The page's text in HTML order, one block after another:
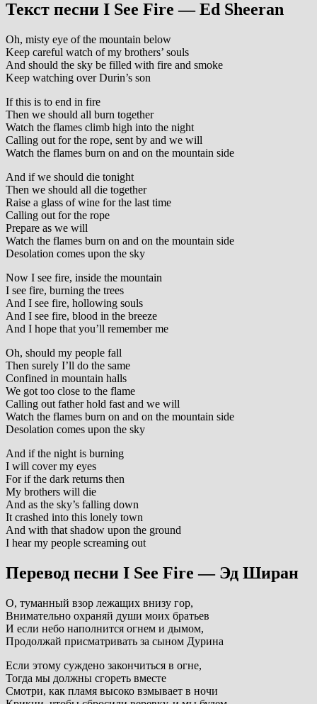
Текст песни I See Fire — Ed Sheeran
Oh, misty eye of the mountain below
Keep careful watch of my brothers’ souls
And should the sky be filled with fire and smoke
Keep watching over Durin’s son
If this is to end in fire
Then we should all burn together
Watch the flames climb high into the night
Calling out for the rope, sent by and we will
Watch the flames burn on and on the mountain side
And if we should die tonight
Then we should all die together
Raise a glass of wine for the last time
Calling out for the rope
Prepare as we will
Watch the flames burn on and on the mountain side
Desolation comes upon the sky
Now I see fire, inside the mountain
I see fire, burning the trees
And I see fire, hollowing souls
And I see fire, blood in the breeze
And I hope that you’ll remember me
Oh, should my people fall
Then surely I’ll do the same
Confined in mountain halls
We got too close to the flame
Calling out father hold fast and we will
Watch the flames burn on and on the mountain side
Desolation comes upon the sky
And if the night is burning
I will cover my eyes
For if the dark returns then
My brothers will die
And as the sky’s falling down
It crashed into this lonely town
And with that shadow upon the ground
I hear my people screaming out
Перевод песни I See Fire — Эд Ширан
О, туманный взор лежащих внизу гор,
Внимательно охраняй души моих братьев
И если небо наполнится огнем и дымом,
Продолжай присматривать за сыном Дурина
Если этому суждено закончиться в огне,
Тогда мы должны сгореть вместе
Смотри, как пламя высоко взмывает в ночи